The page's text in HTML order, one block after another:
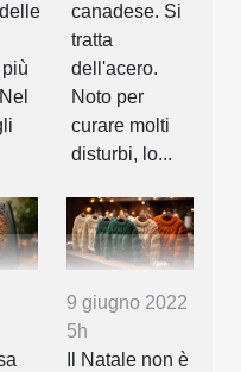
canadese. Si
tratta
dell'acero.
Noto per
curare molti
disturbi, lo...
9 giugno 2022
5h
Il Natale non è